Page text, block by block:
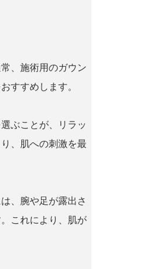
、施術用のガウン
すすめします。
ぶことが、リラッ
、肌への刺激を最
、腕や足が露出さ
これにより、肌が